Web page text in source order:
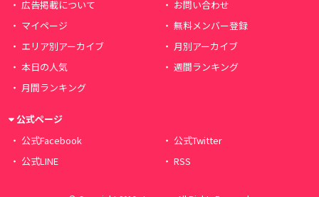
広告掲載について
お問い合わせ
マイページ
無料メンバー登録
エリア別アーカイブ
月別アーカイブ
本日の人気
週間ランキング
月間ランキング
公式ページ
公式Facebook
公式Twitter
公式LINE
RSS